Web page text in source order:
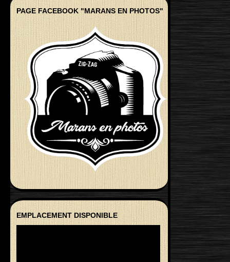
PAGE FACEBOOK "MARANS EN PHOTOS"
EMPLACEMENT DISPONIBLE